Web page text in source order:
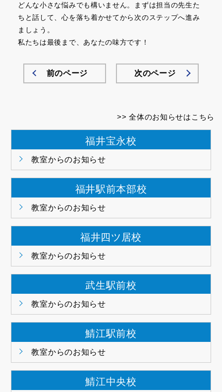
どんな小さな悩みでも構いません。まずは担当の先生た
ちと話して、心を落ち着かせてから次のステップへ進み
ましょう。
私たちは最後まで、あなたの味方です！
前のページ 次のページ
全体のお知らせはこちら
福井宝永校
教室からのお知らせ
福井駅前本部校
教室からのお知らせ
福井四ツ居校
教室からのお知らせ
武生駅前校
教室からのお知らせ
鯖江駅前校
教室からのお知らせ
鯖江中央校